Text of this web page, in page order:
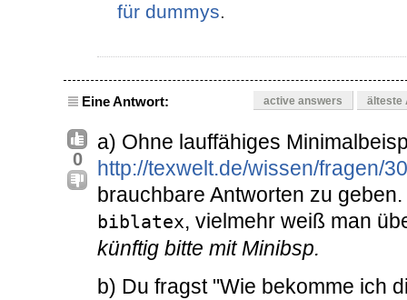
für dummys.
Eine Antwort: active answers älteste
0
a) Ohne lauffähiges
http://texwelt.de/wissen/fragen/
brauchbare Antworten zu
biblatex, vielmehr weiß man
künftig bitte mit Minibsp.
b) Du fragst "Wie bekomme ich